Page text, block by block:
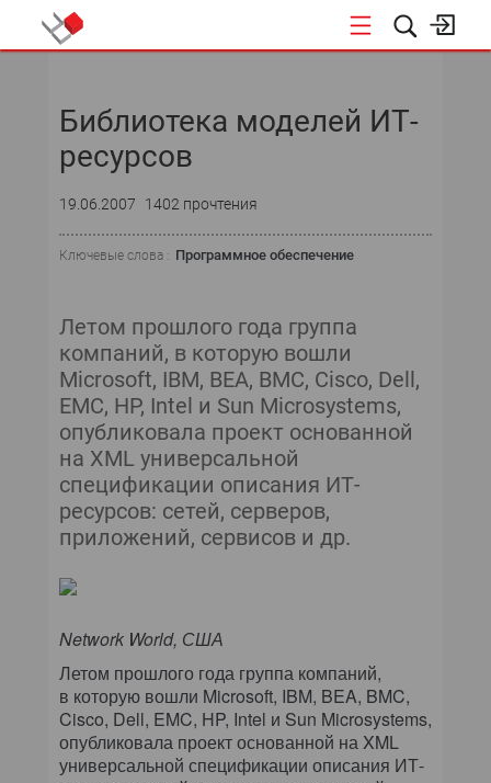
СОБЫТИЯ
ПОДПИСКА
Библиотека моделей ИТ-
ресурсов
19.06.2007 1402 прочтения
Ключевые слова : Программное обеспечение
Летом прошлого года группа
компаний, в которую вошли
Microsoft, IBM, BEA, BMC, Cisco, Dell,
EMC, HP, Intel и Sun Microsystems,
опубликовала проект основанной
на XML универсальной
спецификации описания ИТ-
ресурсов: сетей, серверов,
приложений, сервисов и др.
Network World, США
Летом прошлого года группа компаний,
в которую вошли Microsoft, IBM, BEA, BMC,
Cisco, Dell, EMC, HP, Intel и Sun Microsystems,
опубликовала проект основанной на XML
универсальной спецификации описания ИТ-